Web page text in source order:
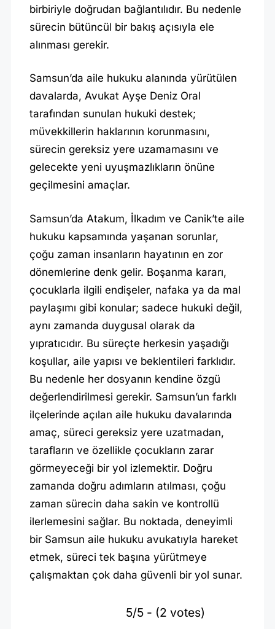
birbiriyle doğrudan bağlantılıdır. Bu nedenle
sürecin bütüncül bir bakış açısıyla ele
alınması gerekir.
Samsun’da aile hukuku alanında yürütülen
davalarda, Avukat Ayşe Deniz Oral
tarafından sunulan hukuki destek;
müvekkillerin haklarının korunmasını,
sürecin gereksiz yere uzamamasını ve
gelecekte yeni uyuşmazlıkların önüne
geçilmesini amaçlar.
Samsun’da Atakum, İlkadım ve Canik’te aile
hukuku kapsamında yaşanan sorunlar,
çoğu zaman insanların hayatının en zor
dönemlerine denk gelir. Boşanma kararı,
çocuklarla ilgili endişeler, nafaka ya da mal
paylaşımı gibi konular; sadece hukuki değil,
aynı zamanda duygusal olarak da
yıpratıcıdır. Bu süreçte herkesin yaşadığı
koşullar, aile yapısı ve beklentileri farklıdır.
Bu nedenle her dosyanın kendine özgü
değerlendirilmesi gerekir. Samsun’un farklı
ilçelerinde açılan aile hukuku davalarında
amaç, süreci gereksiz yere uzatmadan,
tarafların ve özellikle çocukların zarar
görmeyeceği bir yol izlemektir. Doğru
zamanda doğru adımların atılması, çoğu
zaman sürecin daha sakin ve kontrollü
ilerlemesini sağlar. Bu noktada, deneyimli
bir Samsun aile hukuku avukatıyla hareket
etmek, süreci tek başına yürütmeye
çalışmaktan çok daha güvenli bir yol sunar.
5/5 - (2 votes)